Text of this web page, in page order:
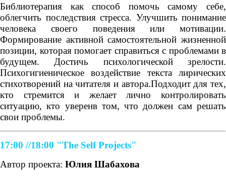
Библиотерапия как способ помочь самому себе,
облегчить последствия стресса. Улучшить понимание
человека своего поведения или мотивации.
Формирование активной самостоятельной жизненной
позиции, которая помогает справиться с проблемами в
будущем. Достичь психологической зрелости.
Психогигиеническое воздействие текста лирических
стихотворений на читателя и автора.Подходит для тех,
кто стремится и желает лично контролировать
ситуацию, кто уверенв том, что должен сам решать
свои проблемы.
17:00 //18:00 "The Self Projects"
Автор проекта: Юлия Шабахова